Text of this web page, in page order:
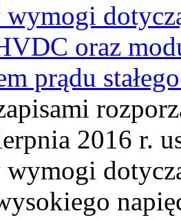
oraz
prądu
2016 r.